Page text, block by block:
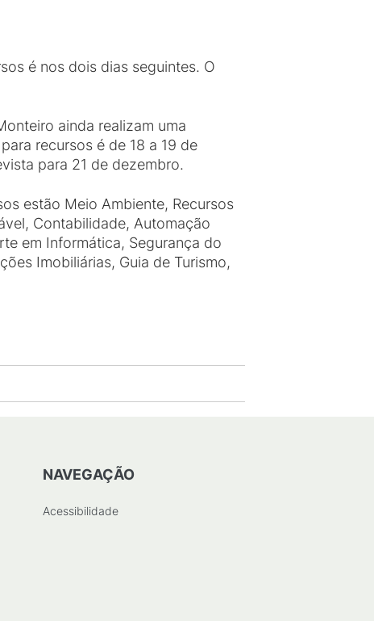
é nos dois dias seguintes. O
ainda realizam uma
recursos é de 18 a 19 de
para 21 de dezembro.
estão Meio Ambiente, Recursos
Contabilidade, Automação
em Informática, Segurança do
Imobiliárias, Guia de Turismo,
NAVEGAÇÃO
Acessibilidade